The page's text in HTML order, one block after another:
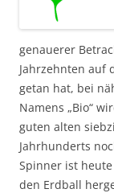
genauerer
Jahrzehnten auf
getan hat, bei
Namens „Bio“
guten alten
Jahrhunderts
Spinner ist
den Erdball